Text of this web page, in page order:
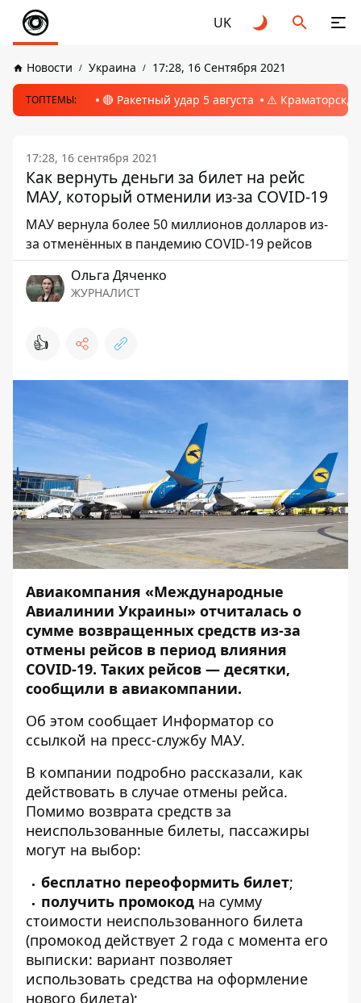
UK
Новости Украина 17:28, 16 Сентября 2021
ТОПТЕМЫ: 🔴 Ракетный удар 5 августа ⚠️ Краматорск,
17:28, 16 сентября 2021
Как вернуть деньги за билет на рейс
МАУ, который отменили из-за COVID-19
МАУ вернула более 50 миллионов долларов из-
за отменённых в пандемию COVID-19 рейсов
Ольга Дяченко
ЖУРНАЛИСТ
👍
Авиакомпания «Международные
Авиалинии Украины» отчиталась о
сумме возвращенных средств из-за
отмены рейсов в период влияния
COVID-19. Таких рейсов — десятки,
сообщили в авиакомпании.
Об этом сообщает Информатор со
ссылкой на пресс-службу МАУ.
В компании подробно рассказали, как
действовать в случае отмены рейса.
Помимо возврата средств за
неиспользованные билеты, пассажиры
могут на выбор:
бесплатно переоформить билет;
получить промокод на сумму
стоимости неиспользованного билета
(промокод действует 2 года с момента его
выписки: вариант позволяет
использовать средства на оформление
нового билета);